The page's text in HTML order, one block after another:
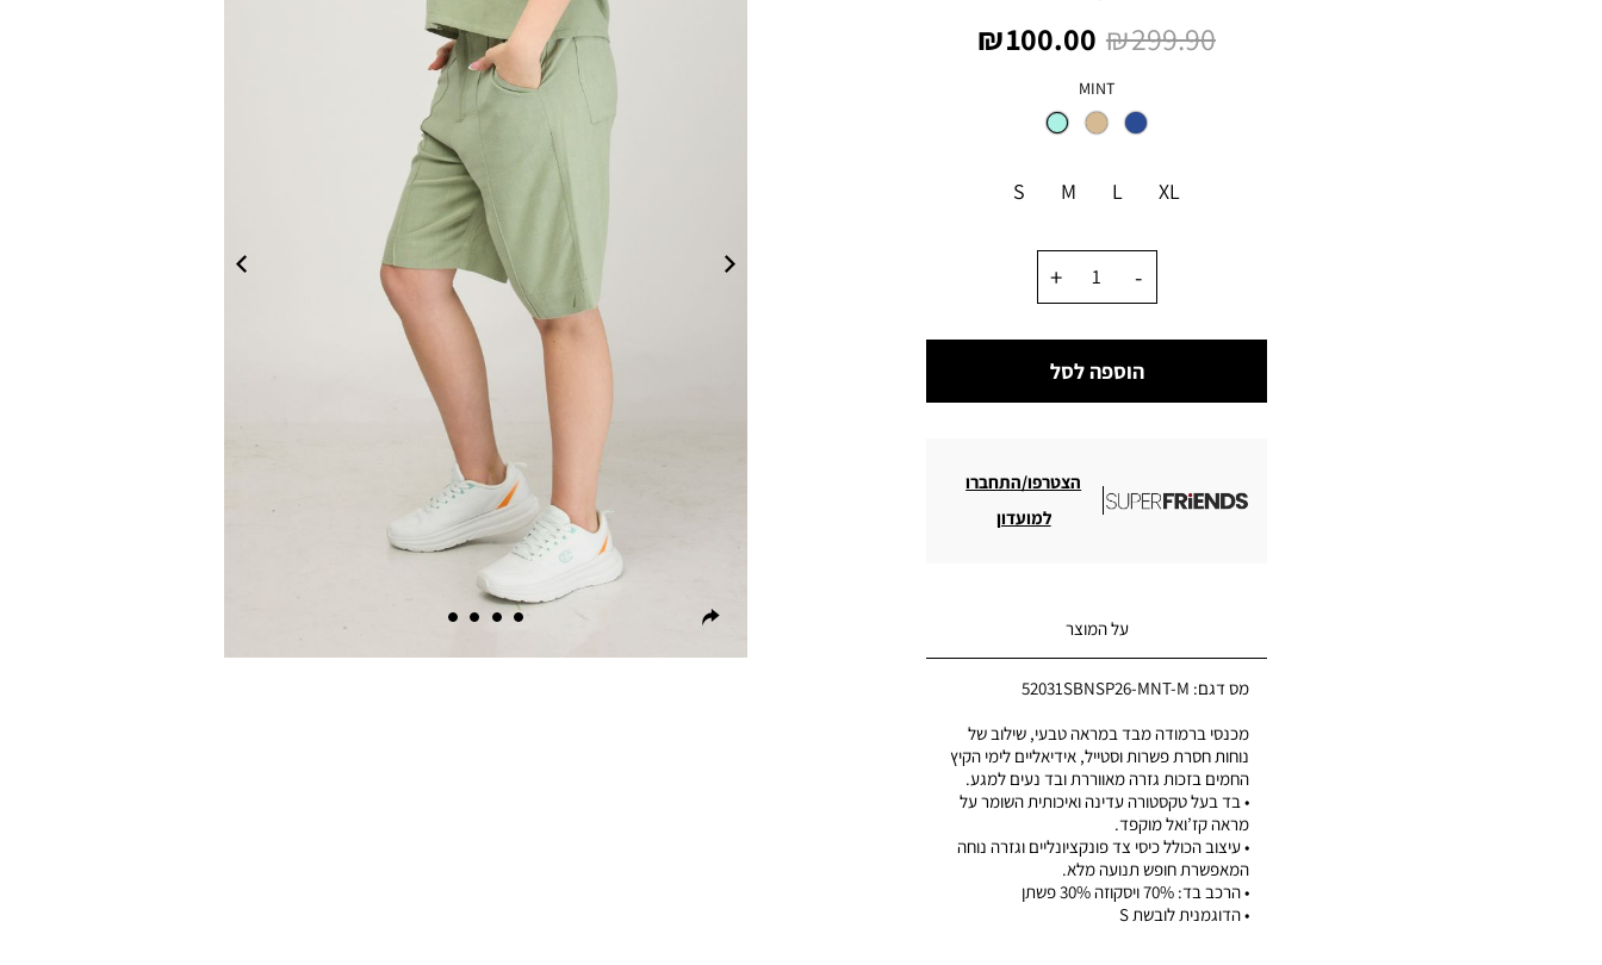
מחיר
מוצר
100.00 ₪
מחיר
299.90 ₪
צבע
MINT
S M L XL
הוספה לסל
הצטרפו/התחברו
למועדון
על המוצר
מס דגם: 52031SBNSP26-MNT-M
מכנסי ברמודה מבד במראה טבעי, שילוב של
נוחות חסרת פשרות וסטייל, אידיאליים לימי הקיץ
החמים בזכות גזרה מאווררת ובד נעים למגע.
• בד בעל טקסטורה עדינה ואיכותית השומר על
מראה קז’ואל מוקפד.
• עיצוב הכולל כיסי צד פונקציונליים וגזרה נוחה
המאפשרת חופש תנועה מלא.
• הרכב בד: 70% ויסקוזה 30% פשתן
• הדוגמנית לובשת S